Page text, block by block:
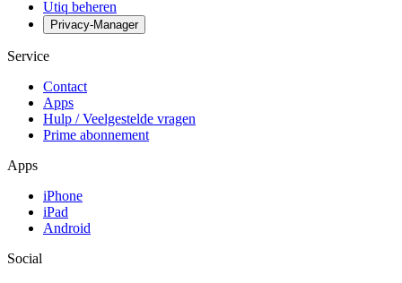
Utiq beheren
Privacy-Manager
Service
Contact
Apps
Hulp / Veelgestelde vragen
Prime abonnement
Apps
iPhone
iPad
Android
Social